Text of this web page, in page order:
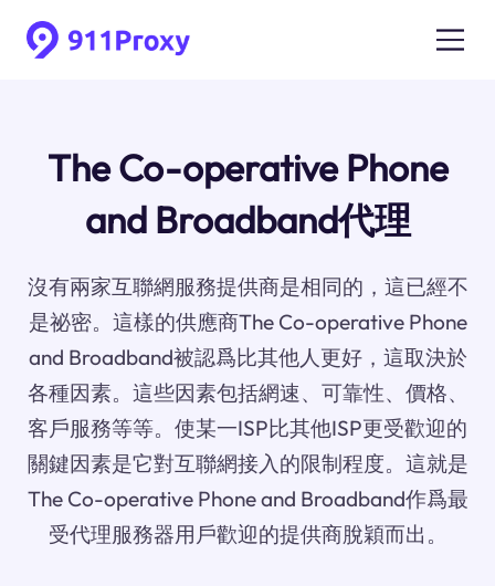
The Co-operative Phone
and Broadband代理
沒有兩家互聯網服務提供商是相同的，這已經不
是祕密。這樣的供應商The Co-operative Phone
and Broadband被認爲比其他人更好，這取決於
各種因素。這些因素包括網速、可靠性、價格、
客戶服務等等。使某一ISP比其他ISP更受歡迎的
關鍵因素是它對互聯網接入的限制程度。這就是
The Co-operative Phone and Broadband作爲最
受代理服務器用戶歡迎的提供商脫穎而出。